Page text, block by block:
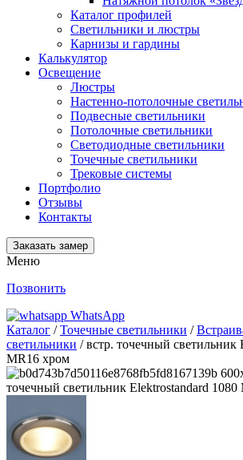
Каталог профилей
Светильники и люстры
Карнизы и гардины
Калькулятор
Освещение
Люстры
Настенно-потолочные
Подвесные светильники
Потолочные светильники
Светодиодные светильники
Точечные светильники
Трековые системы
Портфолио
Отзывы
Контакты
Заказать замер
Меню
Позвонить
WhatsApp
Каталог /Точечные светильники /
светильники / встр. точечный светильник
MR16 хром